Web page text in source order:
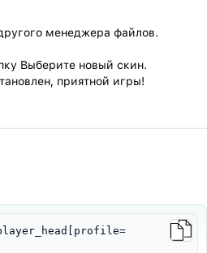
менеджера файлов.
Выберите новый скин.
приятной игры!